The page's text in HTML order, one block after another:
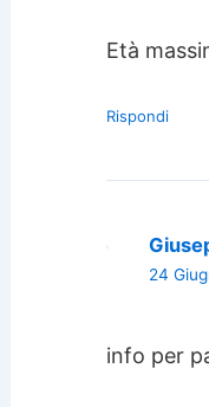
Età
Rispondi
24
info per